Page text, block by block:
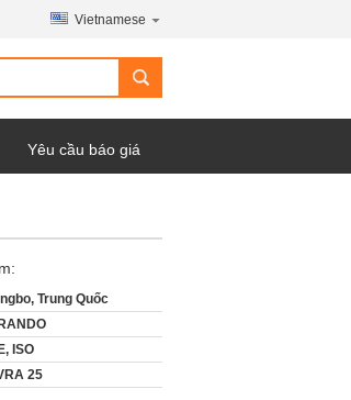
Vietnamese
Yêu cầu báo giá
Trung Quốc
ISO
25